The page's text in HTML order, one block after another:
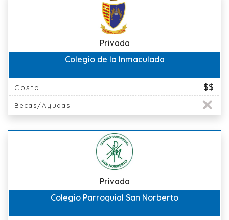
Privada
Colegio de la Inmaculada
Costo $$
Becas/Ayudas
Privada
Colegio Parroquial San Norberto